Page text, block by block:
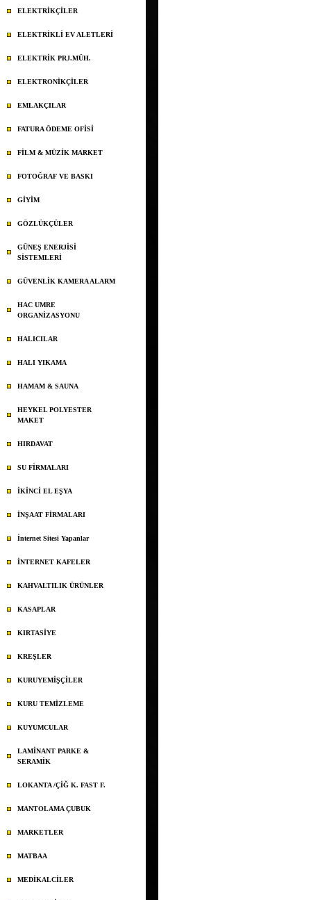
ELEKTRİKÇİLER
ELEKTRİKLİ EV ALETLERİ
ELEKTRİK PRJ.MÜH.
ELEKTRONİKÇİLER
EMLAKÇILAR
FATURA ÖDEME OFİSİ
FİLM & MÜZİK MARKET
FOTOĞRAF VE BASKI
GİYİM
GÖZLÜKÇÜLER
GÜNEŞ ENERJİSİ
SİSTEMLERİ
GÜVENLİK KAMERA ALARM
HAC UMRE
ORGANİZASYONU
HALICILAR
HALI YIKAMA
HAMAM & SAUNA
HEYKEL POLYESTER
MAKET
HIRDAVAT
SU FİRMALARI
İKİNCİ EL EŞYA
İNŞAAT FİRMALARI
İnternet Sitesi Yapanlar
İNTERNET KAFELER
KAHVALTILIK ÜRÜNLER
KASAPLAR
KIRTASİYE
KREŞLER
KURUYEMİŞÇİLER
KURU TEMİZLEME
KUYUMCULAR
LAMİNANT PARKE &
SERAMİK
LOKANTA /ÇİĞ K. FAST F.
MANTOLAMA ÇUBUK
MARKETLER
MATBAA
MEDİKALCİLER